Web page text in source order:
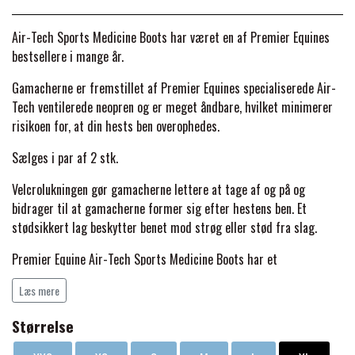
TERAPI PRODUKTER
HUER & HALSTØRKLÆDER
GAVEARTIKLER VOKSNE
INSEKTBESKYTTELSE
HESTEBOLCHER & TREATS
TILSKUD & VITAMINER
STALD & FOLD
SKO & SMEDEVÆRKTØJ
TRAVDÆKKEN & TILBEHØR
SKO & VÆRKTØJ
VOGNE & TILBEHØR
TRAV KUSK
PONYTRAV
GALOP
PREMIER EQUINE LINERS & DÆKKEN
TILBEHØR
PREMIER EQUINE WALKER & RIDEDÆKKEN
PREMIER EQUINE INSEKTBESKYTTELSE
PREMIER EQUINE MAGNET & INFRARØD
TERAPI
PREMIER EQUINE GRIMER & TRÆKTOV
PREMIER EQUINE TRENSE & TILBEHØR
CARR & DAY & MARTIN
CUSTOM
EMIN
FENWICK LIQUID TITANIUM®
Air-Tech Sports Medicine Boots har været en af Premier Equines
bestsellere i mange år.
Gamacherne er fremstillet af Premier Equines specialiserede Air-
Tech ventilerede neopren og er meget åndbare, hvilket minimerer
risikoen for, at din hests ben overophedes.
Sælges i par af 2 stk.
Velcrolukningen gør gamacherne lettere at tage af og på og
bidrager til at gamacherne former sig efter hestens ben. Et
stødsikkert lag beskytter benet mod strøg eller stød fra slag.
Premier Equine Air-Tech Sports Medicine Boots har et
fugttransporterende jersey foer, der optimerer tørring og har en
blød inderside, ideel til heste med følsom hud.
Gamacherne er anatomisk designet og anbefales af dyrlæger med
det formål at støtte alle større sener og ledbånd i din hests ben.
Læs mere
Størrelse